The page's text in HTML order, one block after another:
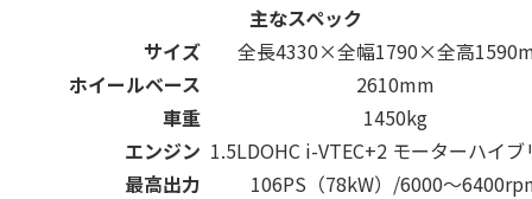
主なスペック
サイズ
全長4330×全幅1790×全高
ホイールベース
2610mm
車重
1450kg
エンジン 1.5LDOHC i-VTEC+2 モーターハイブ
最高出力
106PS（78kW）/6000～